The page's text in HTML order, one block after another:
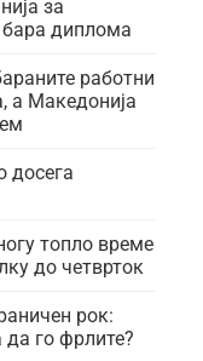
за
диплома
работни
а Македонија
досега
топло време
до четврток
рок:
да го фрлите?